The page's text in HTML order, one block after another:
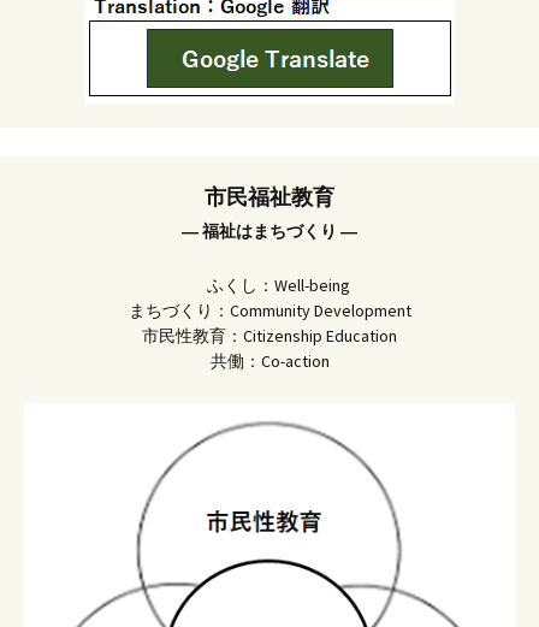
市民福祉教育
― 福祉はまちづくり ―
ふくし：Well-being
まちづくり：Community Development
市民性教育：Citizenship Education
共働：Co-action